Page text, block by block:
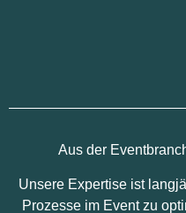
Aus der
Unsere Expertise ist
Prozesse im Event zu